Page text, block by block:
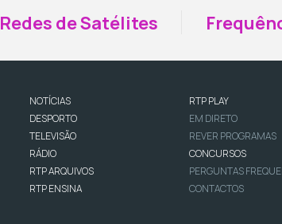
Redes de Satélites
NOTÍCIAS
DESPORTO
TELEVISÃO
RÁDIO
RTP ARQUIVOS
RTP ENSINA
RTP PLAY
EM DIRETO
REVER PROGRAMAS
CONCURSOS
PERGUNTAS
CONTACTOS